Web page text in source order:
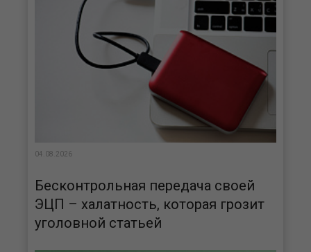
04.08.2026
Бесконтрольная передача своей
ЭЦП – халатность, которая грозит
уголовной статьей